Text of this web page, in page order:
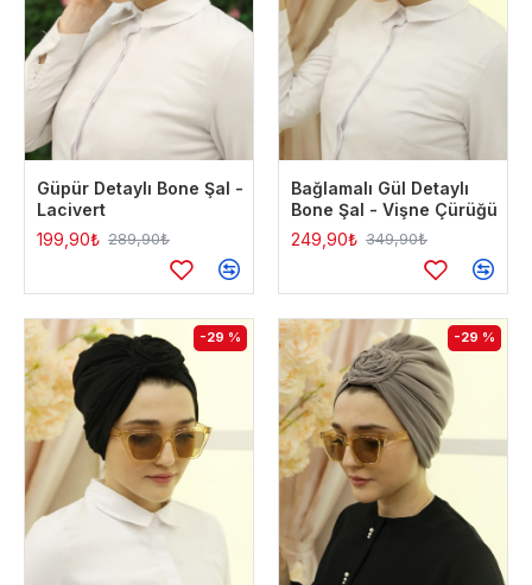
Güpür Detaylı Bone Şal -
Lacivert
199,90₺ 289,90₺
Bağlamalı Gül Detaylı
Bone Şal - Vişne Çürüğü
249,90₺ 349,90₺
-29 % -29 %